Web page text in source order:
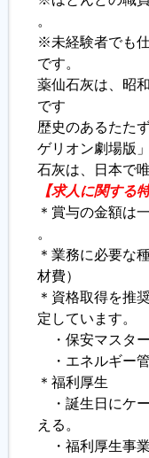
。
※未経験者でも
です。
薬仙石灰は、昭
です
歴史のあるたた
ゲリオン劇場版
石灰は、日本で
【求人に関する
＊賞与の金額は
。
＊業務に必要な
材費）
＊資格取得を推
定しています。
・保安マスタ
・エネルギー
＊福利厚生
・誕生日にケ
える。
・福利厚生事